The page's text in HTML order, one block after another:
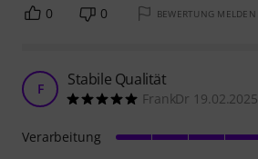
0 0 BEWERTUNG MELDEN
F Stabile Qualität
FrankDr 19.02.2025
Verarbeitung